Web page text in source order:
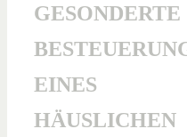
GESONDERTE
EINES
HÄUSLICHEN